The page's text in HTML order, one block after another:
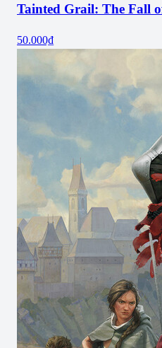
Tainted Grail: The Fall
50.000₫